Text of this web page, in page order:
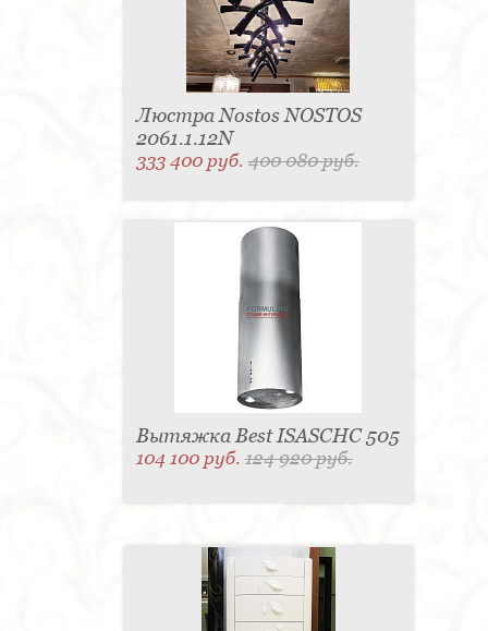
Люстра Nostos NOSTOS
2061.1.12N
333 400 руб.400 080 руб.
Вытяжка Best ISASCHC 505
104 100 руб.124 920 руб.